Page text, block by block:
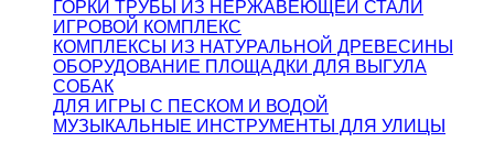
ГОРКИ ТРУБЫ ИЗ НЕРЖАВЕЮЩЕЙ СТАЛИ
ИГРОВОЙ КОМПЛЕКС
КОМПЛЕКСЫ ИЗ НАТУРАЛЬНОЙ ДРЕВЕСИНЫ
ОБОРУДОВАНИЕ ПЛОЩАДКИ ДЛЯ ВЫГУЛА
СОБАК
ДЛЯ ИГРЫ С ПЕСКОМ И ВОДОЙ
МУЗЫКАЛЬНЫЕ ИНСТРУМЕНТЫ ДЛЯ УЛИЦЫ